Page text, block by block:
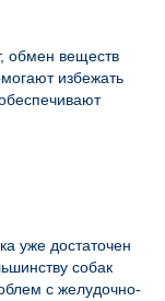
обмен веществ
избежать
уже достаточен
собак
с желудочно-